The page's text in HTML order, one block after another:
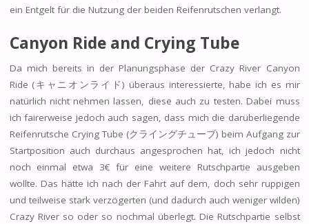
ein Entgelt für die Nutzung der beiden Reifenrutschen verlangt.
Canyon Ride and Crying Tube
Da mich bereits in der Planungsphase der Crazy River Canyon
Ride (キャニオンライド) überaus interessierte, habe ich es mir
natürlich nicht nehmen lassen, diese auch zu testen. Dabei muss
ich fairerweise jedoch auch sagen, dass mich die darüberliegende
Reifenrutsche Crying Tube (クライングチューブ) beim Aufgang zur
Startposition auch durchaus angesprochen hat, ich jedoch nicht
noch einmal etwa 3€ für eine weitere Rutschpartie ausgeben
wollte. Das hätte ich nach der Fahrt auf dem, doch sehr ruppigen
und teilweise stark verzögerten (und dadurch auch weniger wilden)
Crazy River so oder so nochmal überlegt. Die Rutschpartie selbst